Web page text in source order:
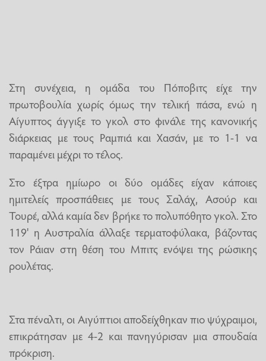
Στη συνέχεια, η ομάδα του Πόποβιτς είχε την
πρωτοβουλία χωρίς όμως την τελική πάσα, ενώ η
Αίγυπτος άγγιξε το γκολ στο φινάλε της κανονικής
διάρκειας με τους Ραμπιά και Χασάν, με το 1-1 να
παραμένει μέχρι το τέλος.
Στο έξτρα ημίωρο οι δύο ομάδες είχαν κάποιες
ημιτελείς προσπάθειες με τους Σαλάχ, Ασούρ και
Τουρέ, αλλά καμία δεν βρήκε το πολυπόθητο γκολ. Στο
119' η Αυστραλία άλλαξε τερματοφύλακα, βάζοντας
τον Ράιαν στη θέση του Μπιτς ενόψει της ρώσικης
ρουλέτας.
Στα πέναλτι, οι Αιγύπτιοι αποδείχθηκαν πιο ψύχραιμοι,
επικράτησαν με 4-2 και πανηγύρισαν μια σπουδαία
πρόκριση.